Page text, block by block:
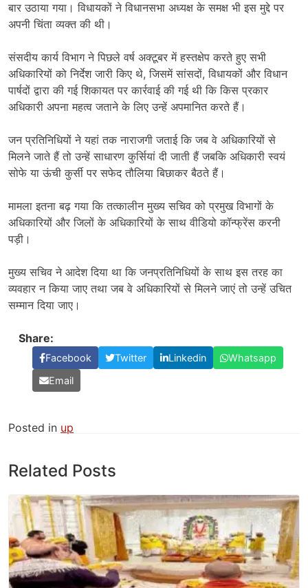
बार उठाया गया। विधायकों ने विधानसभा अध्यक्ष के समक्ष भी इस मुद्दे पर
अपनी चिंता व्यक्त की थी।
संसदीय कार्य विभाग ने पिछले वर्ष अक्टूबर में हस्तक्षेप करते हुए सभी
अधिकारियों को निर्देश जारी किए थे, जिसमें सांसदों, विधायकों और विधान
पार्षदों द्वारा की गई शिकायत पर कार्रवाई की गई थी कि किस प्रकार
अधिकारी अपना महत्व जताने के लिए उन्हें अपमानित करते हैं।
जन प्रतिनिधियों ने यहां तक ​​नाराजगी जताई कि जब वे अधिकारियों से
मिलने जाते हैं तो उन्हें साधारण कुर्सियां ​​दी जाती हैं जबकि अधिकारी स्वयं
सोफे या ऊंची कुर्सी पर सफेद तौलिया बिछाकर बैठते हैं।
मामला इतना बढ़ गया कि तत्कालीन मुख्य सचिव को प्रमुख विभागों के
अधिकारियों और जिलों के अधिकारियों के साथ वीडियो कॉन्फ्रेंस करनी
पड़ी।
मुख्य सचिव ने आदेश दिया था कि जनप्रतिनिधियों के साथ इस तरह का
व्यवहार न किया जाए तथा जब वे अधिकारियों से मिलने जाएं तो उन्हें उचित
सम्मान दिया जाए।
Share:
Facebook Twitter Linkedin
Whatsapp
Email
Posted in up
Related Posts